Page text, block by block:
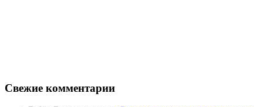
Свежие комментарии